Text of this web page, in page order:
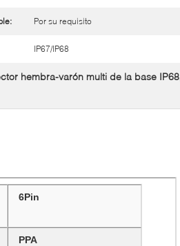
Por su requisito
IP67/IP68
hembra-varón multi de la base IP68
6Pin
PPA